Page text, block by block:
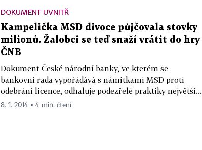
DOKUMENT UVNITŘ
Kampelička MSD divoce půjčovala stovky
milionů. Žalobci se teď snaží vrátit do hry
ČNB
Dokument České národní banky, ve kterém se
bankovní rada vypořádává s námitkami MSD proti
odebrání licence, odhaluje podezřelé praktiky největší...
8. 1. 2014 ▪ 4 min. čtení